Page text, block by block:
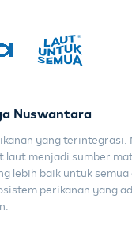
Nuswantara
yang terintegrasi.
laut menjadi sumber
lebih baik untuk semua
perikanan yang